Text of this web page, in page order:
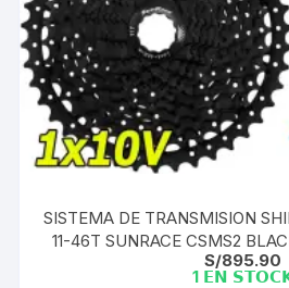
SISTEMA DE TRANSMISION
11-46T SUNRACE CSMS2
S/895.90
1 𝗘𝗡